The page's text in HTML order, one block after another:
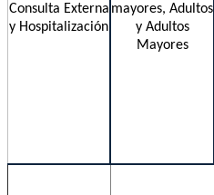
Consulta Externa
y Hospitalización
mayores, Adultos
y Adultos
Mayores